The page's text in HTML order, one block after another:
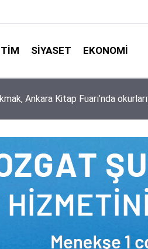
SIYASET EKONOMI
Türkiye Diyanet Vakfı milyonları